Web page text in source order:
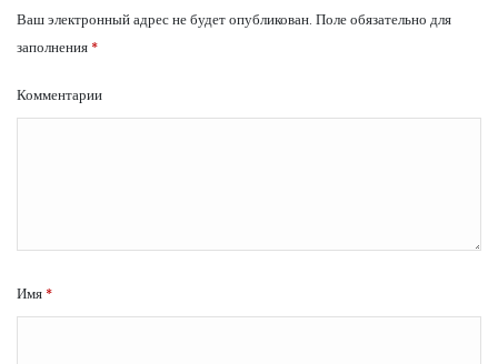
Ваш электронный адрес не будет опубликован. Поле обязательно для
заполнения *
Комментарии
Имя *